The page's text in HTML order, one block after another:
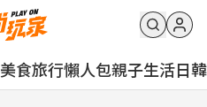
美食旅行懶人包親子生活日韓